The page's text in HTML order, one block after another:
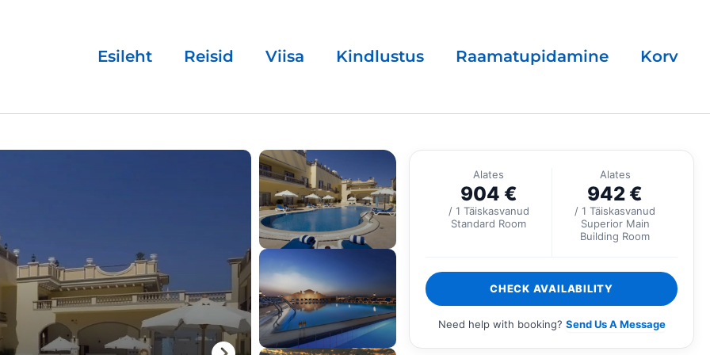
Esileht Reisid Viisa Kindlustus Raamatupidamine Korv
Alates
904 €
/ 1 Täiskasvanud
Standard Room
Alates
942 €
/ 1 Täiskasvanud
Superior Main
Building Room
CHECK AVAILABILITY
Need help with booking? Send Us A Message